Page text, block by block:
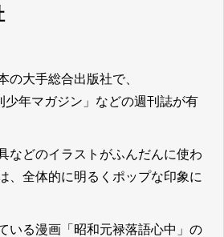
の大手総合出版社で、
少年マガジン」などの週刊誌が有
などのイラストがふんだんに使わ
、全体的に明るくポップな印象に
いる漫画「昭和元禄落語心中」の